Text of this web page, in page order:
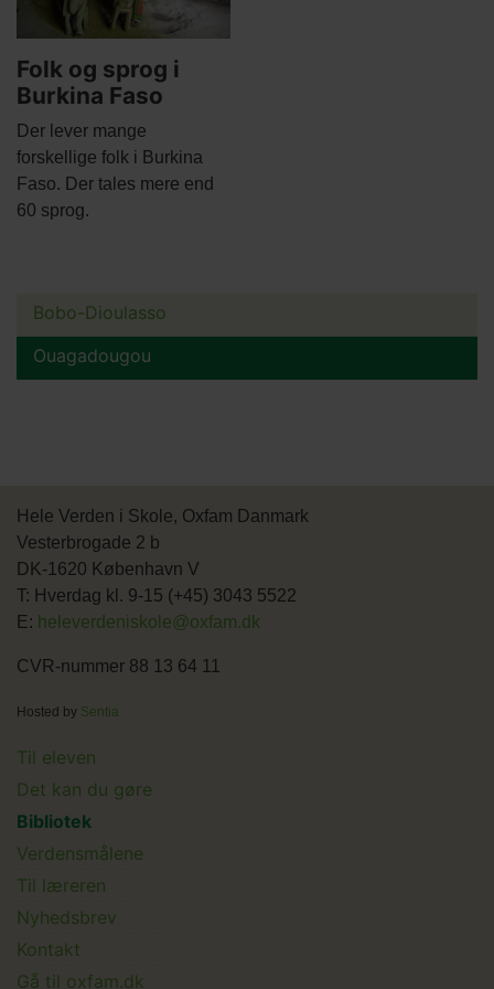
Folk og sprog i
Burkina Faso
Body
Der lever mange
forskellige folk i Burkina
Faso. Der tales mere end
60 sprog.
Main
menu
Bobo-Dioulasso
Ouagadougou
Hele Verden i Skole, Oxfam Danmark
Vesterbrogade 2 b
DK-1620 København V
T: Hverdag kl. 9-15 (+45) 3043 5522
E: heleverdeniskole@oxfam.dk
CVR-nummer 88 13 64 11
Hosted by Sentia
Main
menu
Til eleven
Det kan du gøre
Bibliotek
Verdensmålene
Til læreren
Main
Submenu
Nyhedsbrev
Kontakt
Gå til oxfam.dk